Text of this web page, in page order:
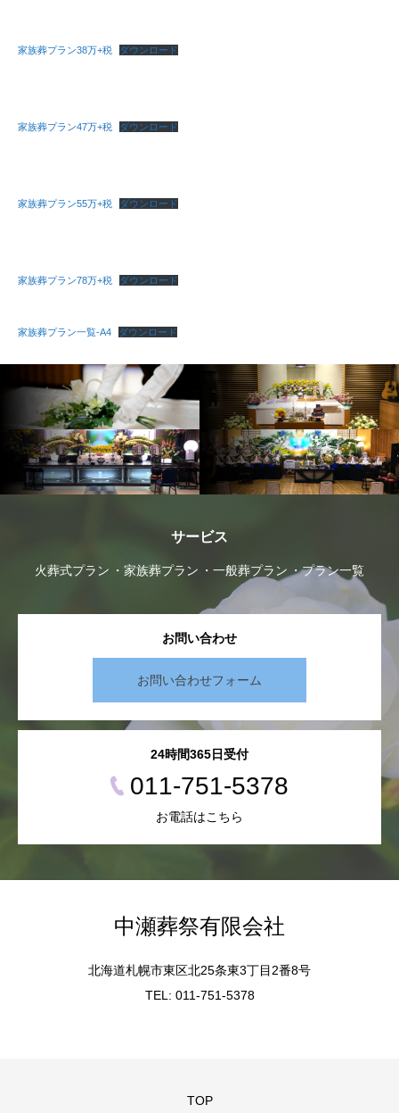
家族葬プラン38万+税 ダウンロード
家族葬プラン47万+税 ダウンロード
家族葬プラン55万+税 ダウンロード
家族葬プラン78万+税 ダウンロード
家族葬プラン一覧-A4 ダウンロード
サービス
火葬式プラン 家族葬プラン 一般葬プラン プラン一覧
お問い合わせ
お問い合わせフォーム
24時間365日受付
011-751-5378
お電話はこちら
中瀬葬祭有限会社
北海道札幌市東区北25条東3丁目2番8号
TEL: 011-751-5378
TOP